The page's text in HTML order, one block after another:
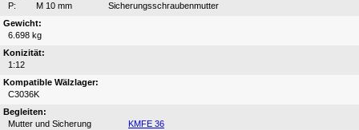
P:
M 10 mm
Sicherungsschraubenmutter
Gewicht:
6.698 kg
Konizität:
1:12
Kompatible Wälzlager:
C3036K
Begleiten:
Mutter und Sicherung
KMFE 36